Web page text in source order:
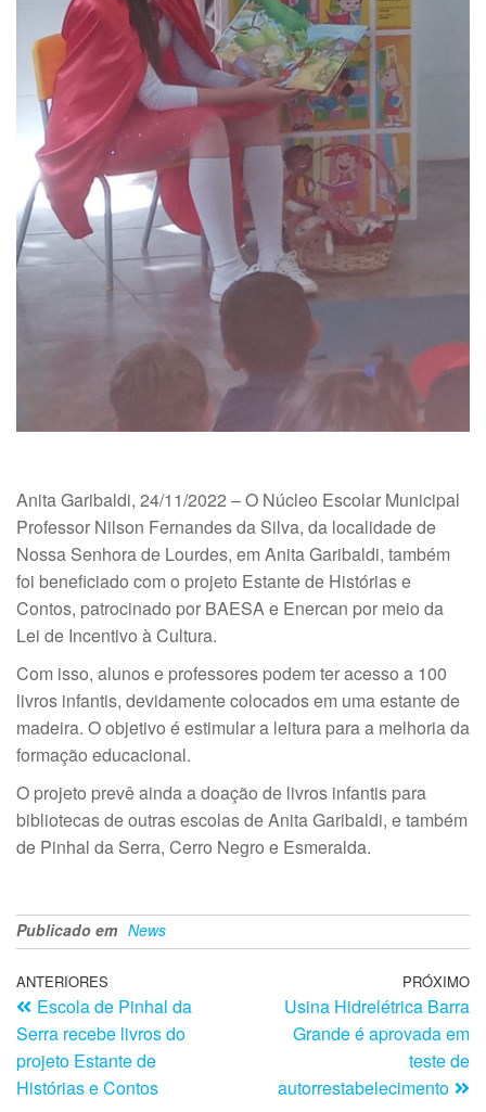
Anita Garibaldi, 24/11/2022 – O Núcleo Escolar Municipal
Professor Nilson Fernandes da Silva, da localidade de
Nossa Senhora de Lourdes, em Anita Garibaldi, também
foi beneficiado com o projeto Estante de Histórias e
Contos, patrocinado por BAESA e Enercan por meio da
Lei de Incentivo à Cultura.
Com isso, alunos e professores podem ter acesso a 100
livros infantis, devidamente colocados em uma estante de
madeira. O objetivo é estimular a leitura para a melhoria da
formação educacional.
O projeto prevê ainda a doação de livros infantis para
bibliotecas de outras escolas de Anita Garibaldi, e também
de Pinhal da Serra, Cerro Negro e Esmeralda.
Publicado em News
ANTERIORES
Escola de Pinhal da
Serra recebe livros do
projeto Estante de
Histórias e Contos
PRÓXIMO
Usina Hidrelétrica Barra
Grande é aprovada em
teste de
autorrestabelecimento